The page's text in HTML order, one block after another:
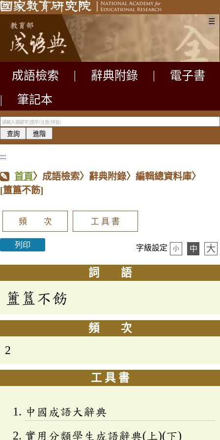
☰
成語檢索 辭典附錄
電子書
|
筆記本
:::
首頁〉成語檢索〉辭典附錄〉編輯總資料庫〉
[簠簋不飭]
頻 次 工 具 書
列印 字級設定 小 中 大
詞 語
簠簋不飭
頻 次
2
工 具 書
中國成語大辭典
實用分類學生成語辭典(上)(下)